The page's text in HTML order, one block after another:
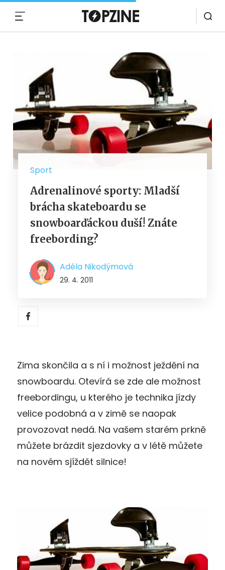
Sport
Adrenalinové sporty: Mladší
brácha skateboardu se
snowboarďáckou duší! Znáte
freebording?
Adéla Nikodýmová
29. 4. 2011
Zima skončila a s ní i možnost ježdění na
snowboardu. Otevírá se zde ale možnost
freebordingu, u kterého je technika jízdy
velice podobná a v zimě se naopak
provozovat nedá. Na vašem starém prkně
můžete brázdit sjezdovky a v létě můžete
na novém sjíždět silnice!